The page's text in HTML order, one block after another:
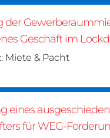
der
Geschäft im
Miete & Pacht
eines
für WEG-